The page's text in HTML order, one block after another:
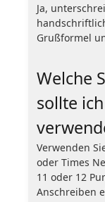
Ja,
Grußformel
Welche
sollte
Verwenden
oder Times
11 oder 12
Anschreiben